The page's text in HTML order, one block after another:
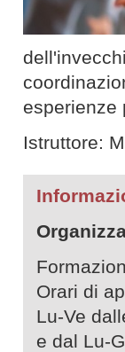
esperienze
Istruttore:
Orari di
Lu-Ve
e dal Lu-